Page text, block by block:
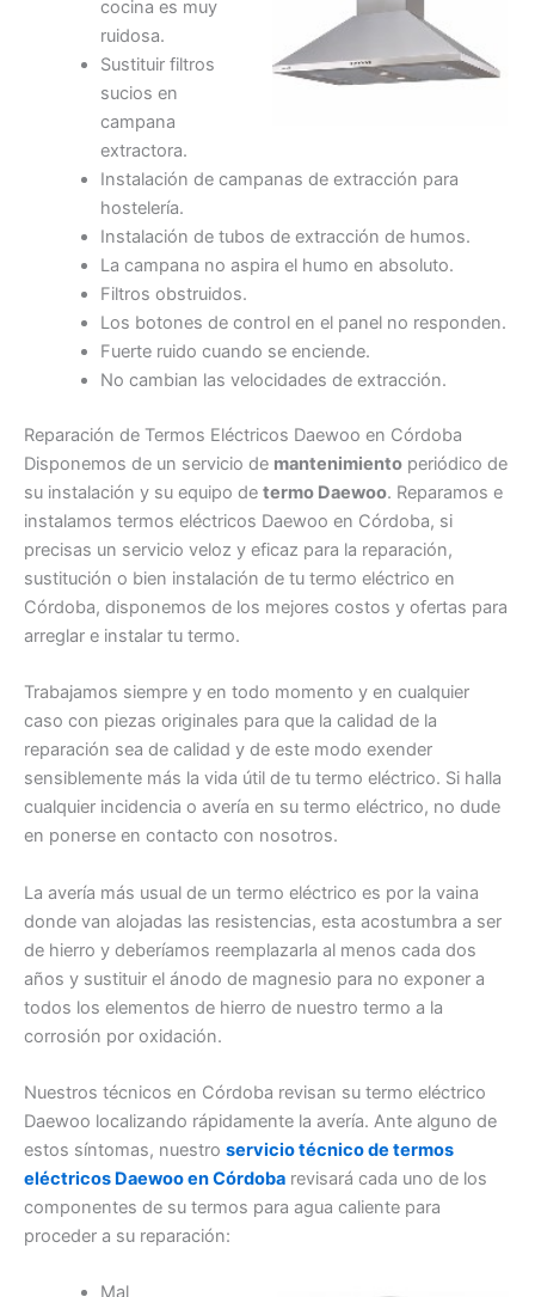
cocina es muy
ruidosa.
Sustituir filtros
sucios en
campana
extractora.
Instalación de campanas de extracción para
hostelería.
Instalación de tubos de extracción de humos.
La campana no aspira el humo en absoluto.
Filtros obstruidos.
Los botones de control en el panel no responden.
Fuerte ruido cuando se enciende.
No cambian las velocidades de extracción.
Reparación de Termos Eléctricos Daewoo en Córdoba
Disponemos de un servicio de mantenimiento periódico de
su instalación y su equipo de termo Daewoo. Reparamos e
instalamos termos eléctricos Daewoo en Córdoba, si
precisas un servicio veloz y eficaz para la reparación,
sustitución o bien instalación de tu termo eléctrico en
Córdoba, disponemos de los mejores costos y ofertas para
arreglar e instalar tu termo.
Trabajamos siempre y en todo momento y en cualquier
caso con piezas originales para que la calidad de la
reparación sea de calidad y de este modo exender
sensiblemente más la vida útil de tu termo eléctrico. Si halla
cualquier incidencia o avería en su termo eléctrico, no dude
en ponerse en contacto con nosotros.
La avería más usual de un termo eléctrico es por la vaina
donde van alojadas las resistencias, esta acostumbra a ser
de hierro y deberíamos reemplazarla al menos cada dos
años y sustituir el ánodo de magnesio para no exponer a
todos los elementos de hierro de nuestro termo a la
corrosión por oxidación.
Nuestros técnicos en Córdoba revisan su termo eléctrico
Daewoo localizando rápidamente la avería. Ante alguno de
estos síntomas, nuestro servicio técnico de termos
eléctricos Daewoo en Córdoba revisará cada uno de los
componentes de su termos para agua caliente para
proceder a su reparación:
Mal